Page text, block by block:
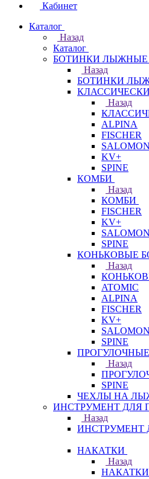
Кабинет
Каталог
Назад
Каталог
БОТИНКИ ЛЫЖНЫЕ
Назад
БОТИНКИ
Назад
ALPINA
FISCHER
SALOMON
KV+
SPINE
КОМБИ
Назад
КОМБИ
FISCHER
KV+
SALOMON
SPINE
КОНЬКОВЫЕ
Назад
ATOMIC
ALPINA
FISCHER
KV+
SALOMON
SPINE
Назад
SPINE
ЧЕХЛЫ НА
ИНСТРУМЕНТ ДЛЯ
Назад
ИНСТРУМЕНТ
НАКАТКИ
Назад
НАКАТКИ